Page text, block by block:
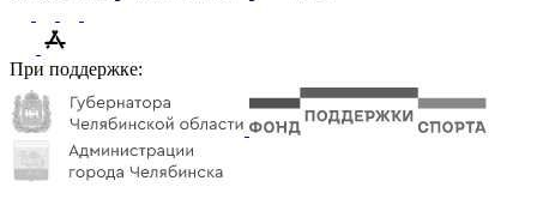
При поддержке: